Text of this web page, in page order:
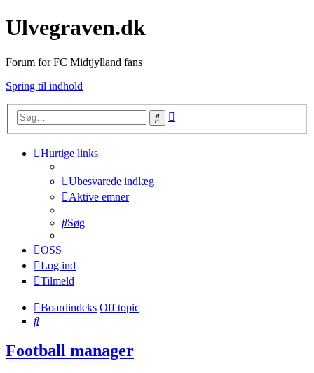
Ulvegraven.dk
Forum for FC Midtjylland fans
Spring til indhold
Søg
Hurtige links
Ubesvarede indlæg
Aktive emner
Søg
OSS
Log ind
Tilmeld
Boardindeks Off topic
Søg
Football manager